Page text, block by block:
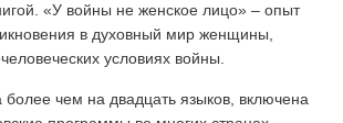
«У войны не женское лицо» – опыт
в духовный мир женщины,
условиях войны.
более чем на двадцать языков, включена